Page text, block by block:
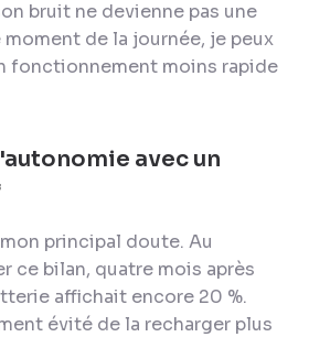
bruit ne devienne pas une
de la journée, je peux
fonctionnement moins rapide
avec un
principal doute. Au
ce bilan, quatre mois après
affichait encore 20 %.
évité de la recharger plus